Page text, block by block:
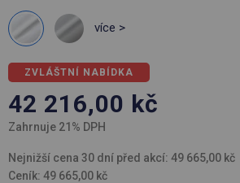
více >
ZVLÁŠTNÍ NABÍDKA
42 216,00 kč
Zahrnuje 21% DPH
Nejnižší cena 30 dní před akcí: 49 665,00 kč
Ceník: 49 665,00 kč